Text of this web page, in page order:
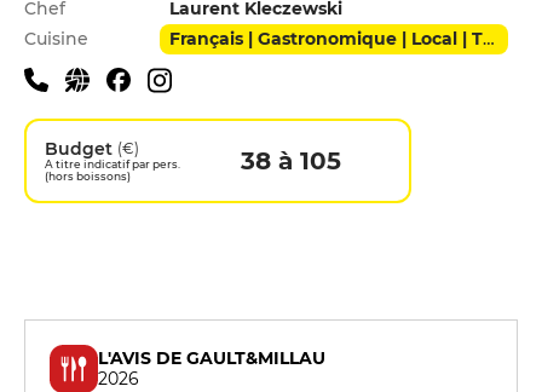
Infos pratiques
Chef
Laurent Kleczewski
Cuisine
Français | Gastronomique | Local | Traditionnel
Budget (€)
A titre indicatif par pers.
(hors boissons)
38 à 105
L'AVIS DE GAULT&MILLAU
2026